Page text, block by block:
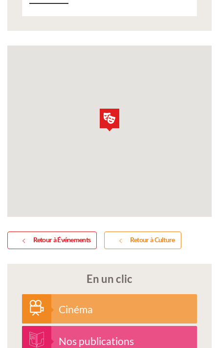
Retour à Événements Retour à Culture
En un clic
Cinéma
Nos publications